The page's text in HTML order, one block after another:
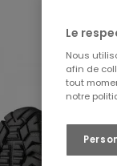
Le
Nous
afin de
tout
notre